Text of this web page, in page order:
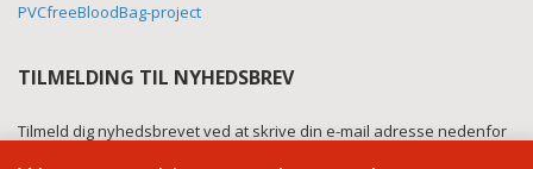
PVCfreeBloodBag-project
TILMELDING TIL NYHEDSBREV
Tilmeld dig nyhedsbrevet ved at skrive din e-mail adresse nedenfor